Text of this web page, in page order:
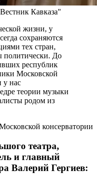
Кавказа"
жизни, у
сохраняются
тех стран,
политически. До
республик
Московской
у нас
теории музыки
родом из
консерватории
театра,
и главный
Валерий Гергиев: